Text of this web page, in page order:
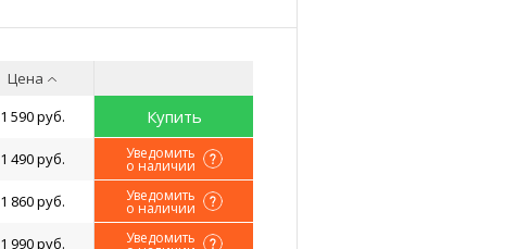
Цена
1 590 руб. Купить
1 490 руб. Уведомить
о наличии
1 860 руб. Уведомить
о наличии
1 990 руб. Уведомить